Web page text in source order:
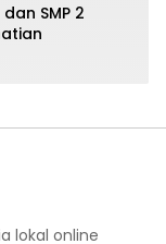
SMP 2
lokal online